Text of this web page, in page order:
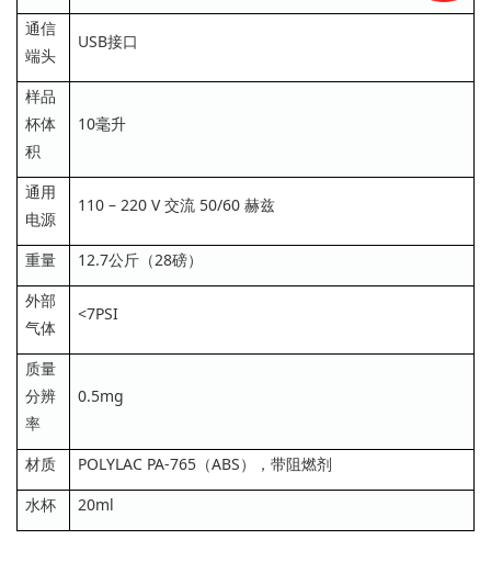
通信
端头
USB接口
样品
杯体
积
10毫升
通用
电源
110 – 220 V 交流 50/60 赫兹
重量
12.7公斤（28磅）
外部
气体
<7PSI
质量
分辨
率
0.5mg
材质
POLYLAC PA-765（ABS），带阻燃剂
水杯
20ml